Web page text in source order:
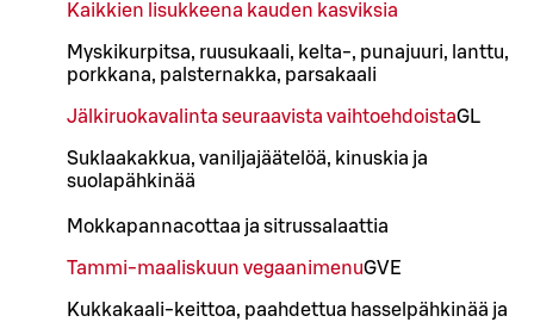
Kaikkien lisukkeena kauden kasviksia
Myskikurpitsa, ruusukaali, kelta-, punajuuri, lanttu,
porkkana, palsternakka, parsakaali
Jälkiruokavalinta seuraavista vaihtoehdoistaGL
Suklaakakkua, vaniljajäätelöä, kinuskia ja
suolapähkinää
Mokkapannacottaa ja sitrussalaattia
Tammi-maaliskuun vegaanimenuGVE
Kukkakaali-keittoa, paahdettua hasselpähkinää ja